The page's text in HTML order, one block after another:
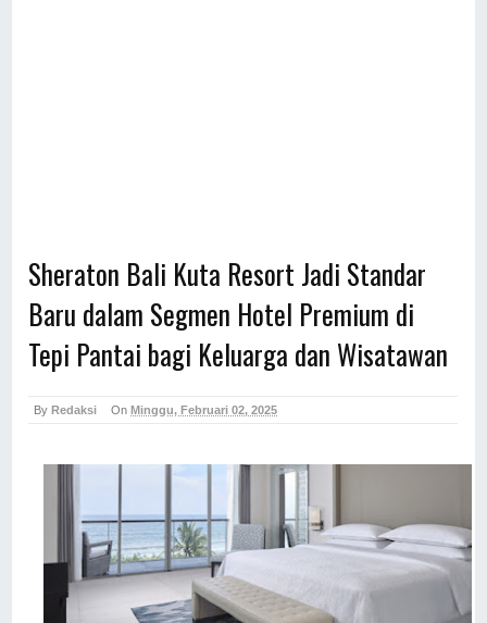
Sheraton Bali Kuta Resort Jadi Standar
Baru dalam Segmen Hotel Premium di
Tepi Pantai bagi Keluarga dan Wisatawan
By Redaksi On Minggu, Februari 02, 2025